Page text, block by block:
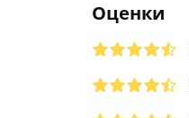
Оценки